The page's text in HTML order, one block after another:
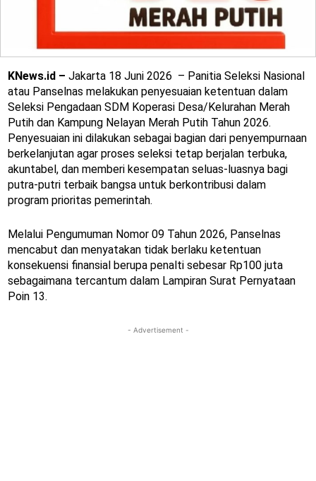
KNews.id – Jakarta 18 Juni 2026 – Panitia Seleksi Nasional
atau Panselnas melakukan penyesuaian ketentuan dalam
Seleksi Pengadaan SDM Koperasi Desa/Kelurahan Merah
Putih dan Kampung Nelayan Merah Putih Tahun 2026.
Penyesuaian ini dilakukan sebagai bagian dari penyempurnaan
berkelanjutan agar proses seleksi tetap berjalan terbuka,
akuntabel, dan memberi kesempatan seluas-luasnya bagi
putra-putri terbaik bangsa untuk berkontribusi dalam
program prioritas pemerintah.
Melalui Pengumuman Nomor 09 Tahun 2026, Panselnas
mencabut dan menyatakan tidak berlaku ketentuan
konsekuensi finansial berupa penalti sebesar Rp100 juta
sebagaimana tercantum dalam Lampiran Surat Pernyataan
Poin 13.
- Advertisement -